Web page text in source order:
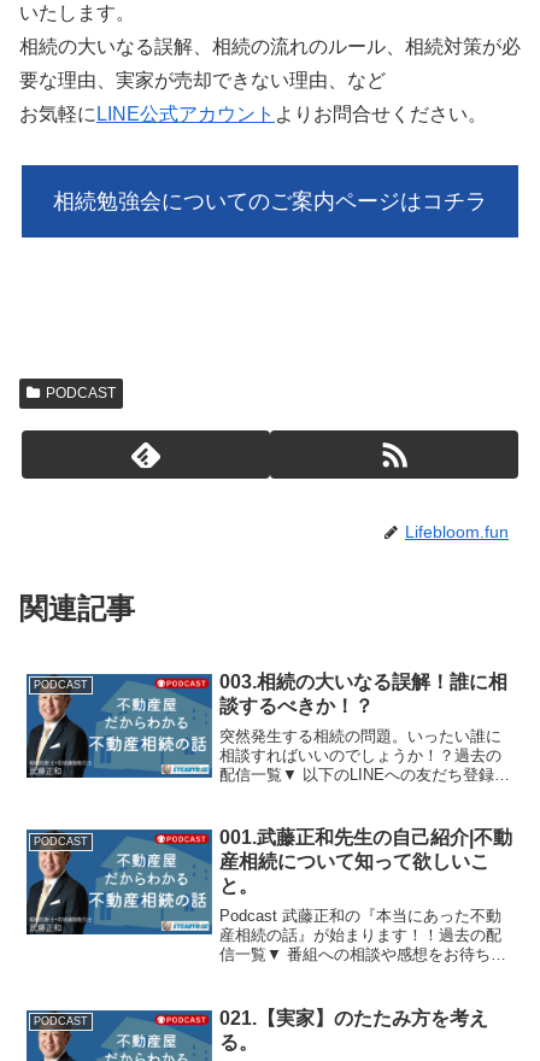
いたします。
相続の大いなる誤解、相続の流れのルール、相続対策が必
要な理由、実家が売却できない理由、など
お気軽に LINE公式アカウント よりお問合せください。
相続勉強会についてのご案内ページはコチラ
PODCAST
Lifebloom.fun
関連記事
PODCAST
003.相続の大いなる誤解！誰に相
談するべきか！？
突然発生する相続の問題。いったい誰に
相談すればいいのでしょうか！？過去の
配信一覧▼ 以下のLINEへの友だち登録を
ます。あなたのご相談や扱って欲しいテ
ーマについて、武藤...
PODCAST
001.武藤正和先生の自己紹介|不動
産相続について知って欲しいこ
と。
Podcast 武藤正和の『本当にあった不動
産相続の話』が始まります！！過去の配
信一覧▼ 番組への相談や感想をお待ちし
す。あなたのご相談や扱って欲しいテー
マについて、武藤...
PODCAST
021.【実家】のたたみ方を考え
る。